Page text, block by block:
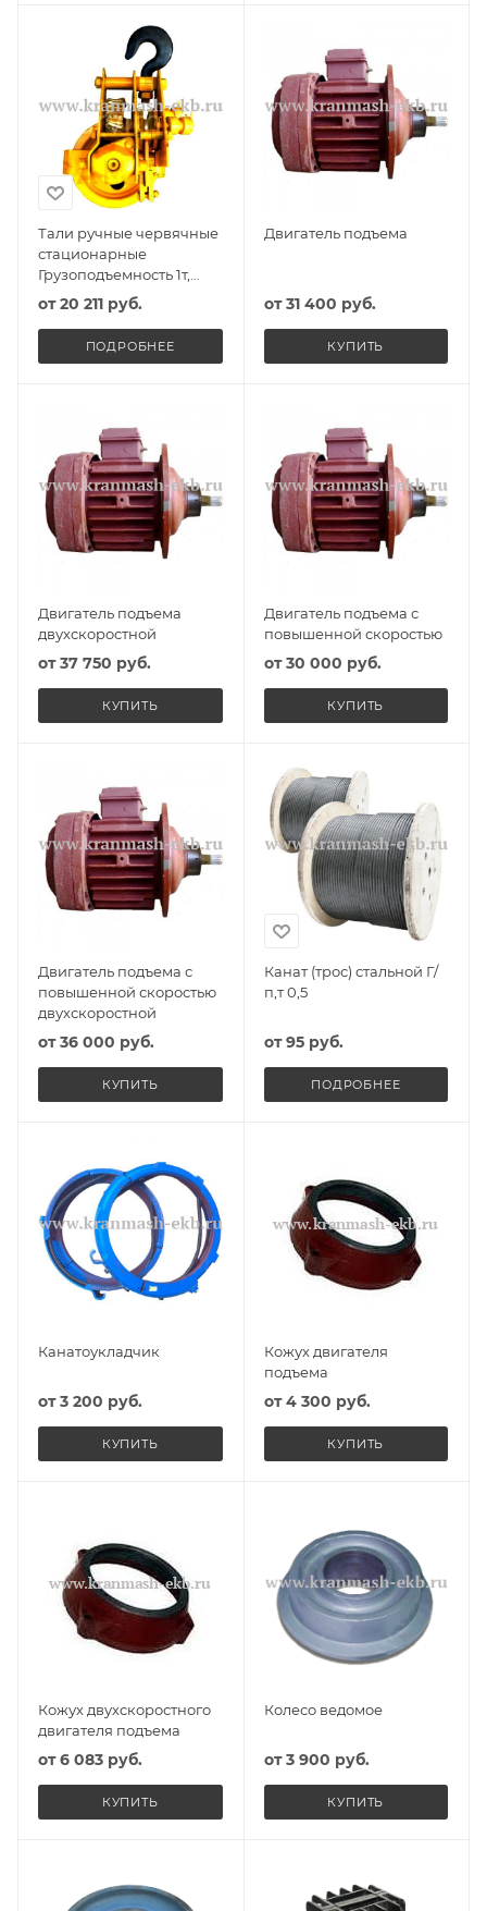
Тали ручные червячные
стационарные
Грузоподъемность 1т,
Высота подъема б/цепи,
Исполнение ВБИ
от20 211 руб.
ПОДРОБНЕЕ
Двигатель подъема
от31 400 руб.
КУПИТЬ
Двигатель подъема
двухскоростной
от37 750 руб.
КУПИТЬ
Двигатель подъема с
повышенной скоростью
от30 000 руб.
КУПИТЬ
Двигатель подъема с
повышенной скоростью
двухскоростной
от36 000 руб.
КУПИТЬ
Канат (трос) стальной Г/
п,т 0,5
от95 руб.
ПОДРОБНЕЕ
Канатоукладчик
от3 200 руб.
КУПИТЬ
Кожух двигателя
подъема
от4 300 руб.
КУПИТЬ
Кожух двухскоростного
двигателя подъема
от6 083 руб.
КУПИТЬ
Колесо ведомое
от3 900 руб.
КУПИТЬ